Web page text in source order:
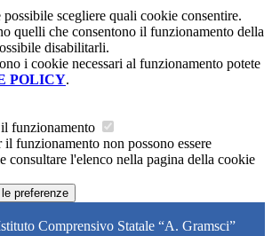
possibile scegliere quali cookie consentire.
quelli che consentono il funzionamento della
disabilitarli.
i cookie necessari al funzionamento potete
POLICY.
funzionamento
il funzionamento non possono essere
consultare l'elenco nella pagina della cookie
preferenze
Comprensivo Statale “A. Gramsci”